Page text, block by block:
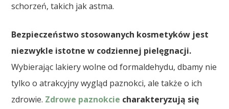
schorzeń, takich jak astma.
Bezpieczeństwo stosowanych kosmetyków jest
niezwykle istotne w codziennej pielęgnacji.
Wybierając lakiery wolne od formaldehydu, dbamy nie
tylko o atrakcyjny wygląd paznokci, ale także o ich
zdrowie. Zdrowe paznokcie charakteryzują się